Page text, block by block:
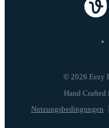
© 2026 Eezy
Nutzungsbedingungen